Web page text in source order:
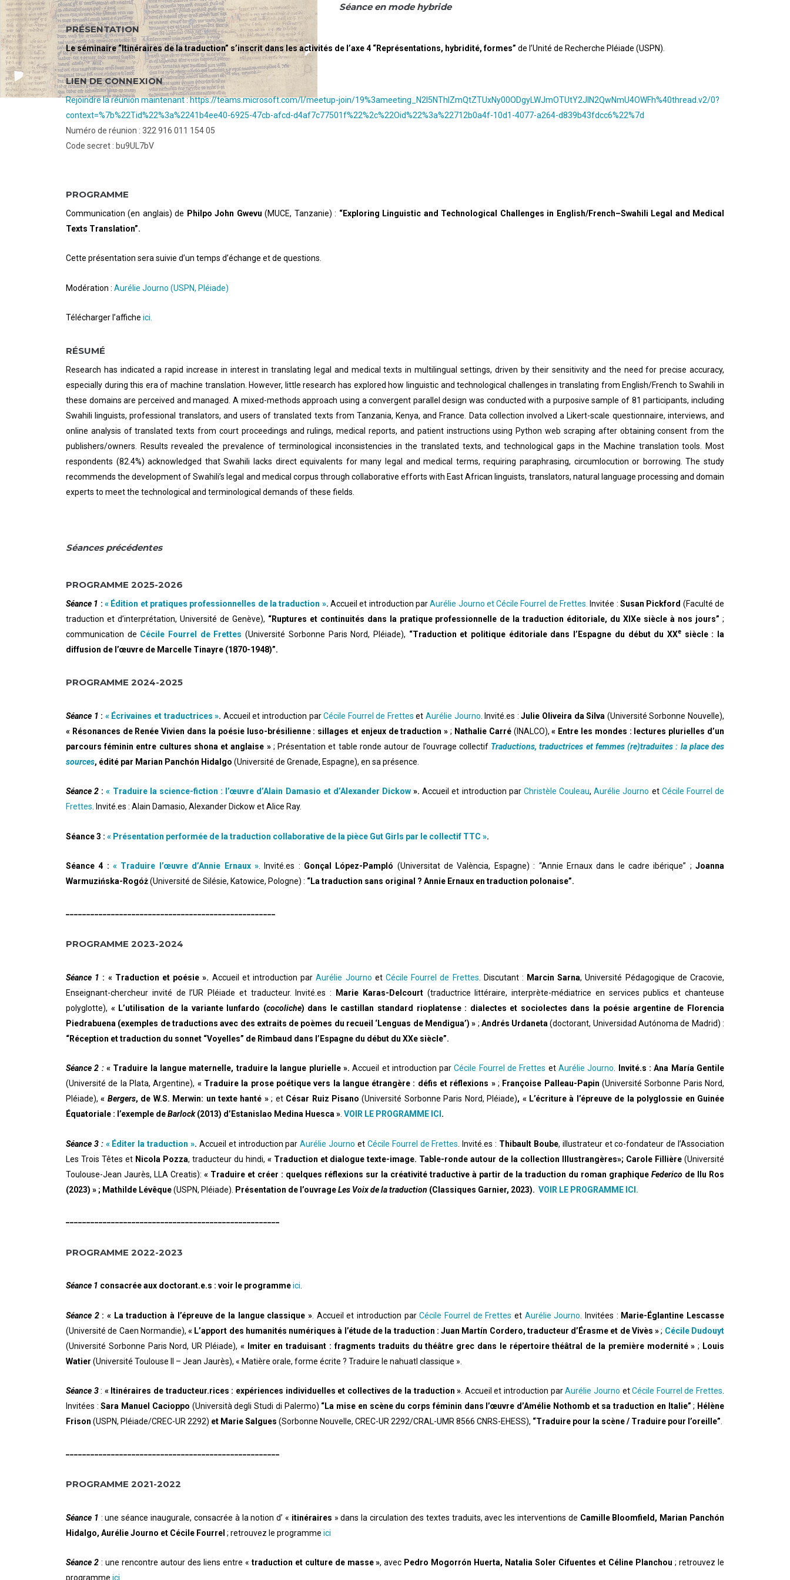
Séance en mode hybride
PRÉSENTATION
Le séminaire “Itinéraires de la traduction” s’inscrit dans les activités de l’axe 4 “Représentations, hybridité, formes” de l’Unité de Recherche Pléiade (USPN).
LIEN DE CONNEXION
Rejoindre la réunion maintenant:https://teams.microsoft.com/l/meetup-join/19%3ameeting_ N2I5NThlZmQtZTUxNy00ODgyLWJmOTUtY2JlN2QwNmU4OWFh%40thread. v2/0?
context=%7b%22Tid%22%3a%2241b4ee40-6925-47cb-afcd-d4af7c77501f%22%2c%22Oid%22%3a%22712b0a4f-10d1-4077-a264-d839b43fdcc6%22%7d
Numéro de réunion : 322 916 011 154 05
Code secret : bu9UL7bV
PROGRAMME
Communication (en anglais) de Philpo John Gwevu (MUCE, Tanzanie) : “Exploring Linguistic and Technological Challenges in English/French–Swahili Legal and Medical
Texts Translation”.
Cette présentation sera suivie d’un temps d’échange et de questions.
Modération : Aurélie Journo (USPN, Pléiade)
Télécharger l’affiche ici.
RÉSUMÉ
Research has indicated a rapid increase in interest in translating legal and medical texts in multilingual settings, driven by their sensitivity and the need for precise accuracy,
especially during this era of machine translation. However, little research has explored how linguistic and technological challenges in translating from English/French to Swahili in
these domains are perceived and managed. A mixed-methods approach using a convergent parallel design was conducted with a purposive sample of 81 participants, including
Swahili linguists, professional translators, and users of translated texts from Tanzania, Kenya, and France. Data collection involved a Likert-scale questionnaire, interviews, and
online analysis of translated texts from court proceedings and rulings, medical reports, and patient instructions using Python web scraping after obtaining consent from the
publishers/owners. Results revealed the prevalence of terminological inconsistencies in the translated texts, and technological gaps in the Machine translation tools. Most
respondents (82.4%) acknowledged that Swahili lacks direct equivalents for many legal and medical terms, requiring paraphrasing, circumlocution or borrowing. The study
recommends the development of Swahili’s legal and medical corpus through collaborative efforts with East African linguists, translators, natural language processing and domain
experts to meet the technological and terminological demands of these fields.
Séances précédentes
PROGRAMME 2025-2026
Séance 1 : « Édition et pratiques professionnelles de la traduction ». Accueil et introduction parAurélie Journo etCécile Fourrel de Frettes. Invitée :Susan Pickford (Faculté de
traduction et d’interprétation, Université de Genève), “Ruptures et continuités dans la pratique professionnelle de la traduction éditoriale, du XIXe siècle à nos jours”;
communication de Cécile Fourrel de Frettes (Université Sorbonne Paris Nord, Pléiade), “Traduction et politique éditoriale dans l’Espagne du début du XXesiècle : la
diffusion de l’œuvre de Marcelle Tinayre (1870-1948)”.
PROGRAMME 2024-2025
Séance 1 : « Écrivaines et traductrices ». Accueil et introduction parCécile Fourrel de Frettes etAurélie Journo . Invité.es :Julie Oliveira da Silva (Université Sorbonne Nouvelle),
« Résonances de Renée Vivien dans la poésie luso-brésilienne : sillages et enjeux de traduction »; Nathalie Carré (INALCO), « Entre les mondes : lectures plurielles d’un
parcours féminin entre cultures shona et anglaise »; Présentation et table ronde autour de l’ouvrage collectif Traductions, traductrices et femmes (re)traduites : la place des
sources, édité par Marian Panchón Hidalgo (Université de Grenade, Espagne), en sa présence.
Séance 2 :« Traduire la science-fiction : l’œuvre d’Alain Damasio et d’Alexander Dickow ».Accueil et introduction par Christèle Couleau,Aurélie Journo et Cécile Fourrel de
Frettes . Invité.es : Alain Damasio, Alexander Dickow et Alice Ray.
Séance 3 : « Présentation performée de la traduction collaborative de la pièce Gut Girls par le collectif TTC ».
Séance 4 :« Traduire l’œuvre d’Annie Ernaux ». Invité.es : Gonçal López-Pampló (Universitat de València, Espagne) : “Annie Ernaux dans le cadre ibérique” ;Joanna
Warmuzińska-Rogóż(Université de Silésie, Katowice, Pologne) : “La traduction sans original ? Annie Ernaux en traduction polonaise”.
PROGRAMME 2023-2024
Séance 1 : « Traduction et poésie ». Accueil et introduction parAurélie Journo et Cécile Fourrel de Frettes . Discutant : Marcin Sarna, Université Pédagogique de Cracovie,
Enseignant-chercheur invité de l’UR Pléiade et traducteur. Invité.es :
Marie Karas-Delcourt(traductrice littéraire, interprète-médiatrice en services publics et chanteuse
polyglotte), « L’utilisation de la variante lunfardo (cocoliche) dans le castillan standard rioplatense : dialectes et sociolectes dans la poésie argentine de Florencia
Piedrabuena (exemples de traductions avec des extraits de poèmes du recueil ‘Lenguas de Mendigua’) » ; Andrés Urdaneta (doctorant, Universidad Autónoma de Madrid) :
“Réception et traduction du sonnet “Voyelles” de Rimbaud dans l’Espagne du début du XXe siècle”.
Séance 2 :« Traduire la langue maternelle, traduire la langue plurielle ». Accueil et introduction parCécile Fourrel de Frettes etAurélie Journo Invité.s : Ana María Gentile
(Université de la Plata, Argentine), « Traduire la prose poétique vers la langue étrangère : défis et réflexions »; Françoise Palleau-Papin(Université Sorbonne Paris Nord,
Pléiade),« Bergers, de W.S. Merwin: un texte hanté »; et César Ruiz Pisano(Université Sorbonne Paris Nord, Pléiade), « L’écriture à l’épreuve de la polyglossie en Guinée
Équatoriale : l’exemple deBarlock(2013) d’Estanislao Medina Huesca » VOIR LE PROGRAMME ICI .
Séance 3 : « Éditer la traduction ». Accueil et introduction parAurélie Journo et Cécile Fourrel de Frettes . Invité.es : Thibault Boube, illustrateur et co-fondateur de l’Association
Les Trois Têtes et Nicola Pozza, traducteur du hindi, « Traduction et dialogue texte-image. Table-ronde autour de la collection Illustrangères»; Carole Fillière(Université
Toulouse-Jean Jaurès, LLA Creatis): « Traduire et créer : quelques réflexions sur la créativité traductive à partir de la traduction du roman graphique Federico de Ilu Ros
(2023) » ; Mathilde Lévêque(USPN, Pléiade). Présentation de l’ouvrageLes Voix de la traduction (Classiques Garnier, 2023). VOIR LE PROGRAMME ICI.
PROGRAMME 2022-2023
Séance 1 consacrée aux doctorant.e.s : voir le programmeici
Séance 2 : « La traduction à l’épreuve de la langue classique » . Accueil et introduction parCécile Fourrel de Frettes et Aurélie Journo . Invitées : Marie-Églantine Lescasse
(Université de Caen Normandie),« L’apport des humanités numériques à l’étude de la traduction : Juan Martín Cordero, traducteur d’Érasme et de Vivès »; Cécile Dudouyt
(Université Sorbonne Paris Nord, UR Pléiade), « Imiter en traduisant : fragments traduits du théâtre grec dans le répertoire théâtral de la première modernité » ; Louis
Watier (Université Toulouse II – Jean Jaurès), « Matière orale, forme écrite ? Traduire le nahuatl classique ».
Séance 3: « Itinéraires de traducteur.rices : expériences individuelles et collectives de la traduction » . Accueil et introduction parAurélie Journo etCécile Fourrel de Frettes
Invitées :Sara Manuel Cacioppo (Università degli Studi di Palermo) “La mise en scène du corps féminin dans l’œuvre d’Amélie Nothomb et sa traduction en Italie” ; Hélène
Frison (USPN, Pléiade/CREC-UR 2292) et Marie Salgues (Sorbonne Nouvelle, CREC-UR 2292/CRAL-UMR 8566 CNRS-EHESS), “Traduire pour la scène / Traduire pour l’oreille”
PROGRAMME 2021-2022
Séance 1 : une séance inaugurale, consacrée à la notion d’ « itinéraires » dans la circulation des textes traduits, avec les interventions de Camille Bloomfield, Marian Panchón
Hidalgo, Aurélie Journo et Cécile Fourrel ; retrouvez le programme ici
Séance 2 : une rencontre autour des liens entre « traduction et culture de masse », avec Pedro Mogorrón Huerta, Natalia Soler Cifuentes et Céline Planchou ; retrouvez le
programme ici
Texts Translation”